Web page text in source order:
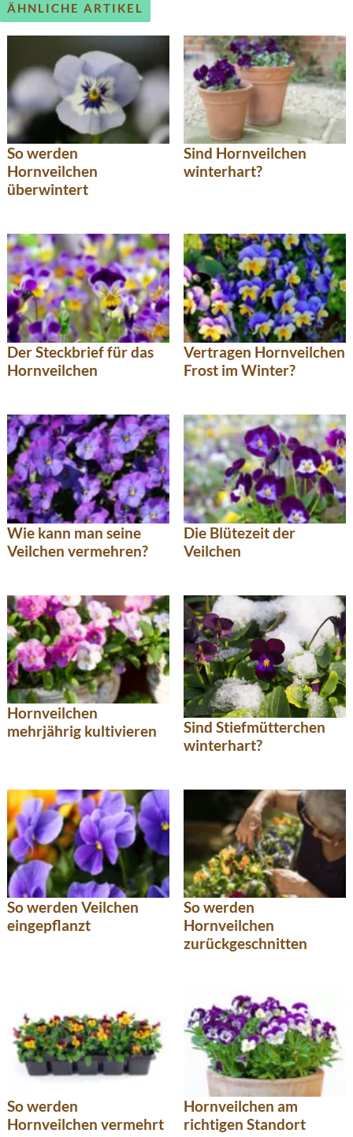
ÄHNLICHE ARTIKEL
So werden
Hornveilchen
überwintert
Sind Hornveilchen
winterhart?
Der Steckbrief für das
Hornveilchen
Vertragen Hornveilchen
Frost im Winter?
Wie kann man seine
Veilchen vermehren?
Die Blütezeit der
Veilchen
Hornveilchen
mehrjährig kultivieren
Sind Stiefmütterchen
winterhart?
So werden Veilchen
eingepflanzt
So werden
Hornveilchen
zurückgeschnitten
So werden
Hornveilchen vermehrt
Hornveilchen am
richtigen Standort